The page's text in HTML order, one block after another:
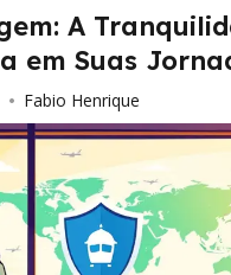
dade que
Suas
A
em Suas
• Fabio Henrique